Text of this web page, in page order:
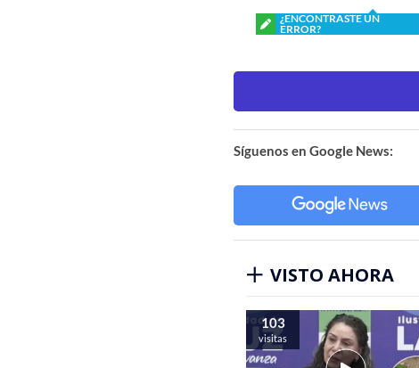
¿ENCONTRASTE UN
ERROR?
Síguenos en Google News:
VISTO AHORA
103
visitas